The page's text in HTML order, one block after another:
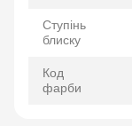
Ступінь
блиску
Код
фарби